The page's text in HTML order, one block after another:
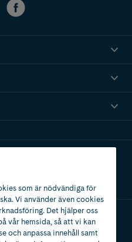
som är nödvändiga för
Vi använder även cookies
Det hjälper oss
vår hemsida, så att vi kan
och anpassa innehåll samt